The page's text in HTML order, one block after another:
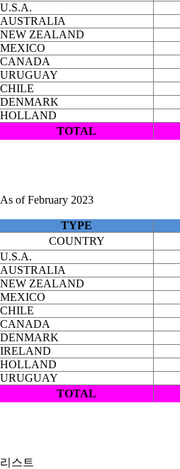
U.S.A.
AUSTRALIA
NEW ZEALAND
MEXICO
CANADA
URUGUAY
CHILE
DENMARK
HOLLAND
TOTAL
As of February 2023
TYPE
COUNTRY
U.S.A.
AUSTRALIA
NEW ZEALAND
MEXICO
CHILE
CANADA
DENMARK
IRELAND
HOLLAND
URUGUAY
TOTAL
리스트